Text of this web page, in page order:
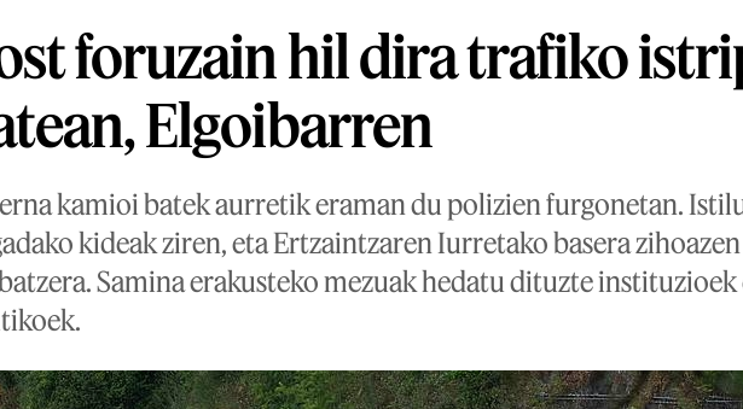
foruzain hil dira trafiko
Elgoibarren
kamioi batek aurretik eraman du polizien furgonetan.
kideak ziren, eta Ertzaintzaren Iurretako basera
Samina erakusteko mezuak hedatu dituzte instituzioek